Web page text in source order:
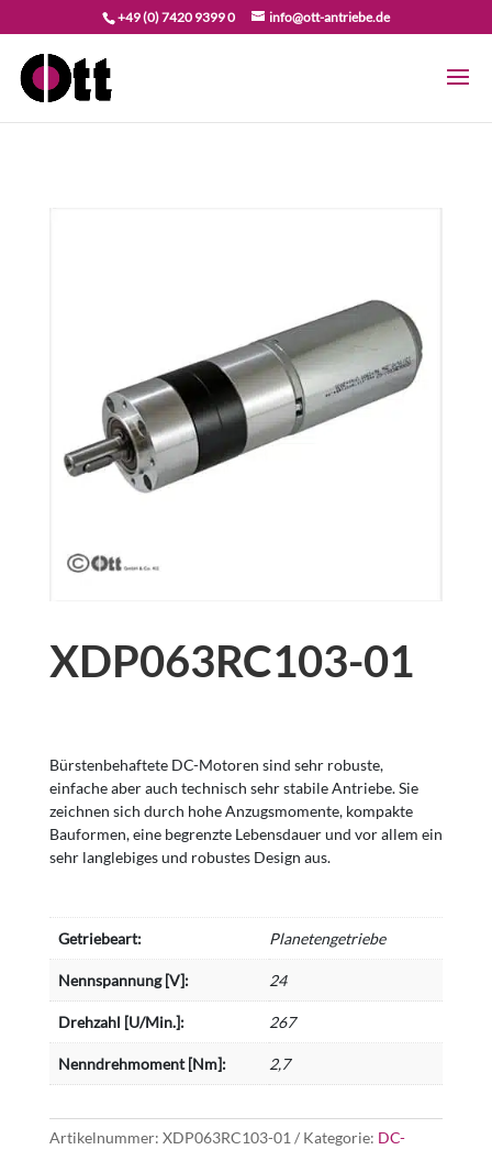
+49 (0) 7420 9399 0 info@ott-antriebe.de
XDP063RC103-01
Bürstenbehaftete DC-Motoren sind sehr robuste,
einfache aber auch technisch sehr stabile Antriebe. Sie
zeichnen sich durch hohe Anzugsmomente, kompakte
Bauformen, eine begrenzte Lebensdauer und vor allem ein
sehr langlebiges und robustes Design aus.
Getriebeart: Planetengetriebe
Nennspannung [V]: 24
Drehzahl [U/Min.]: 267
Nenndrehmoment [Nm]: 2,7
Artikelnummer: XDP063RC103-01 Kategorie: DC-